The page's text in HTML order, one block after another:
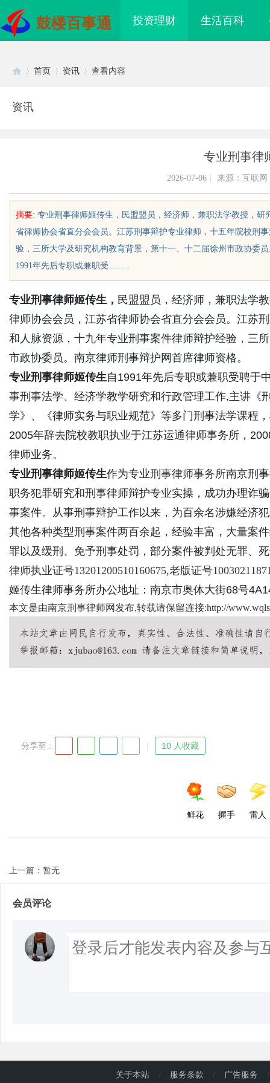
鼓楼百事通 投资理财 生活百科
sc
uz
Bo
首页 资讯 查看内容
资讯
专业刑事律
2026-07-06 来源：互联网
摘要: 专业刑事律师姬传生，民盟盟员，经济师，兼职法学教授，
省律师协会省直分会会员。江苏刑事辩护专业律师，十五年院校刑
验，三所大学及研究机构教育背景，第十一、十二届徐州市政协委
1991年先后专职或兼职受.........
专业刑事律师姬传生， 民盟盟员，经济师，兼职法学
律师协会会员，江苏省律师协会省直分会会员。江苏
和人脉资源，十九年专业刑事案件律师辩护经验，三
市政协委员。南京律师刑事辩护网首席律师资格。
专业刑事律师姬传生自1991年先后专职或兼职受聘于
事刑事法学、经济学教学研究和行政管理工作,主讲《
学》、《律师实务与职业规范》等多门刑事法学课程
2005年辞去院校教职执业于江苏运通律师事务所，
律师业务。
专业刑事律师姬传生作为专业刑事律师事务所南京刑
职务犯罪研究和刑事律师辩护专业实操，成功办理诈
事案件。从事刑事辩护工作以来，为百余名涉嫌经济
其他各种类型刑事案件两百余起，经验丰富，大量案
罪以及缓刑、免予刑事处罚，部分案件被判处无罪、
律师执业证号13201200510160675,老版证号
姬传生律师事务所办公地址：南京市奥体大街68号
本文是由南京刑事律师网发布,转载请保留连接:http://
分享至 : 10 人收藏
鲜花 握手 雷人
上一篇：暂无
会员评论
配眼镜
花钱，ai却天天给他免费派单？
关于本站 / 服务条款 / 广告服务 /